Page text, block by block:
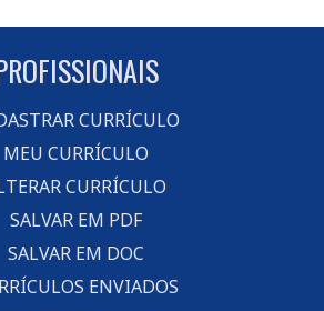
CURRÍCULO
MEU CURRÍCULO
CURRÍCULO
SALVAR EM PDF
SALVAR EM DOC
ENVIADOS